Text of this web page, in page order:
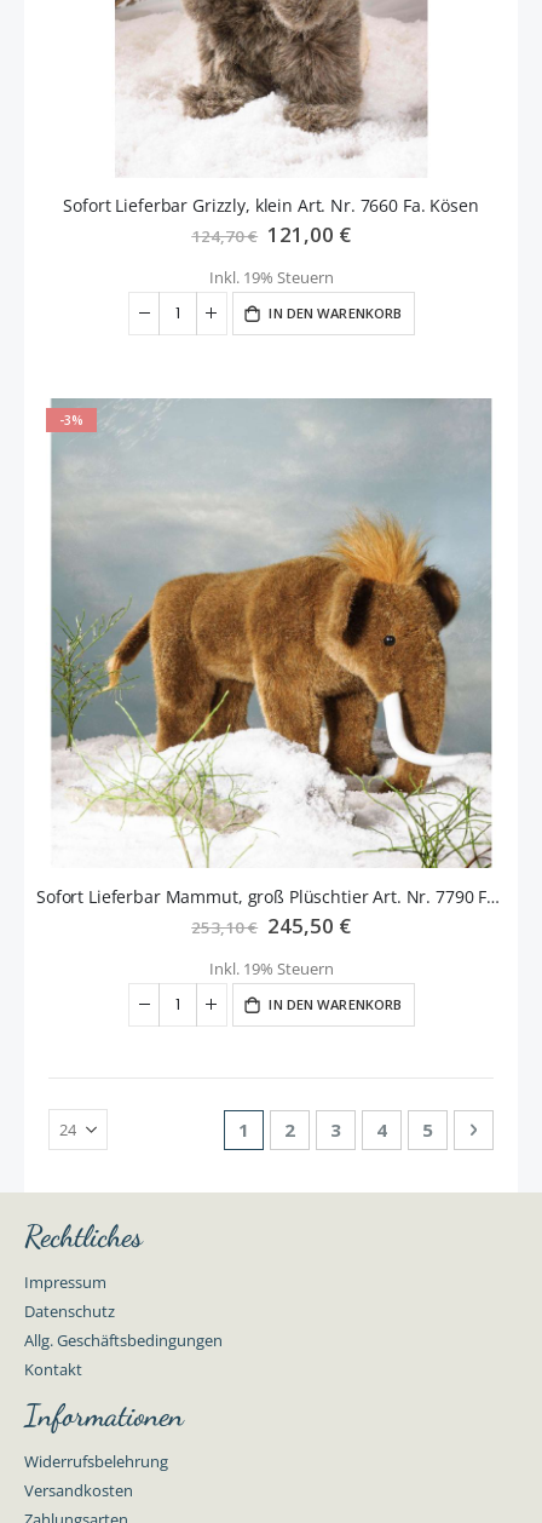
Sofort Lieferbar Grizzly, klein Art. Nr. 7660 Fa. Kösen
124,70 € Sonderangebot
121,00 €
Inkl. 19% Steuern
IN DEN WARENKORB
-3%
Sofort Lieferbar Mammut, groß Plüschtier Art. Nr. 7790 Fa. Kösen
253,10 € Sonderangebot
245,50 €
Inkl. 19% Steuern
IN DEN WARENKORB
Seite
Sie lesen gerade Seite
1 Seite
2 Seite
3 Seite
4 Seite
5 Seite
Weiter
Rechtliches
Impressum
Datenschutz
Allg. Geschäftsbedingungen
Kontakt
Informationen
Widerrufsbelehrung
Versandkosten